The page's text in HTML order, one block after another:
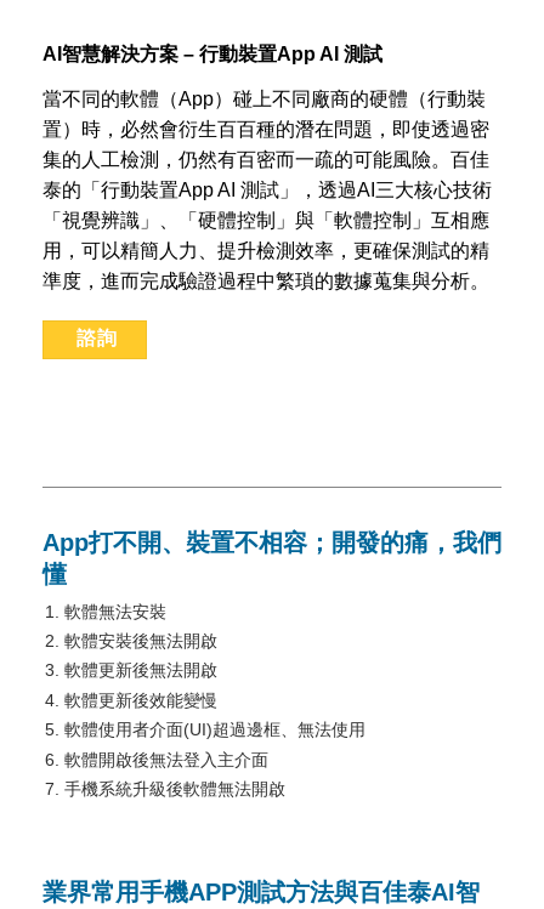
AI智慧解決方案 – 行動裝置App AI 測試
當不同的軟體（App）碰上不同廠商的硬體（行動裝
置）時，必然會衍生百百種的潛在問題，即使透過密
集的人工檢測，仍然有百密而一疏的可能風險。百佳
泰的「行動裝置App AI 測試」，透過AI三大核心技術
「視覺辨識」、「硬體控制」與「軟體控制」互相應
用，可以精簡人力、提升檢測效率，更確保測試的精
準度，進而完成驗證過程中繁瑣的數據蒐集與分析。
諮詢
App打不開、裝置不相容；開發的痛，我們
懂
軟體無法安裝
軟體安裝後無法開啟
軟體更新後無法開啟
軟體更新後效能變慢
軟體使用者介面(UI)超過邊框、無法使用
軟體開啟後無法登入主介面
手機系統升級後軟體無法開啟
業界常用手機APP測試方法與百佳泰AI智